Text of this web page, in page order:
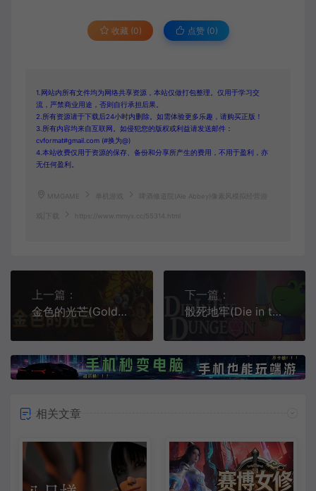
收藏 (0) 点赞 (0)
1.网站内所有文件均为网络共享资源，本站仅做打包整理。仅用于学习交
流，严禁商业用途，否则自行承担后果。
2.所有资源请于下载后24小时内删除。如需体验更多乐趣，请购买正版！
3.所有内容均来自互联网。如侵犯您的版权或利益请发送邮件：
cvformat#gmail.com (#换为@)
4.本站收费仅用于资源的保存、备份和分享所产生的费用，不用于盈利，亦
无任何盈利。
MMGAME 啤酒修道院(Ale Abbey)像素风模拟经营游
https://www.mmyx.cc/55314.html
上一篇：
金色的光芒(Golden Light)第一人称恐怖地牢游戏|下载
下一篇：
骰死地牢(Die in the Dungeon)回合制轻肉鸽牌组游戏
相关文章